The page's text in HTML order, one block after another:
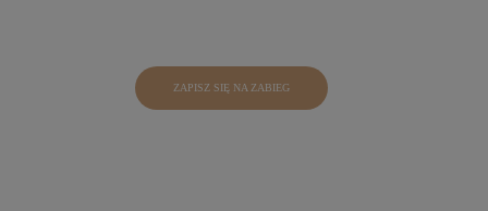
ZAPISZ SIĘ NA ZABIEG